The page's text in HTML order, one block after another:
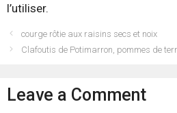
l’utiliser.
courge rôtie aux raisins secs et noix
Clafoutis de Potimarron, pommes de
Leave a Comment